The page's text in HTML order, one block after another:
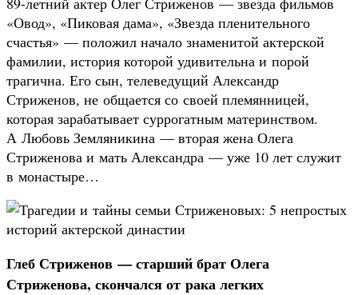
«Овод», «Пиковая дама», «Звезда пленительного
счастья» — положил начало знаменитой актерской
фамилии, история которой удивительна и порой
трагична. Его сын, телеведущий Александр
Стриженов, не общается со своей племянницей,
которая зарабатывает суррогатным материнством.
А Любовь Земляникина — вторая жена Олега
Стриженова и мать Александра — уже 10 лет служит
в монастыре…
Глеб Стриженов — старший брат Олега
Стриженова, скончался от рака легких